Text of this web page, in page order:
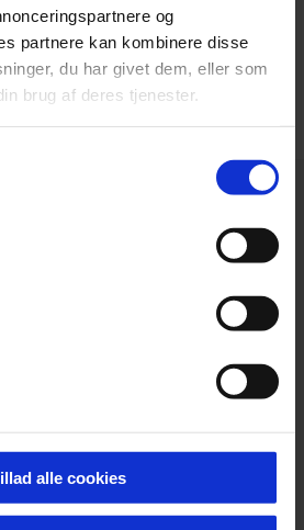
og
partnere kan kombinere disse
du har givet dem, eller som
brug af deres tjenester.
alle cookies